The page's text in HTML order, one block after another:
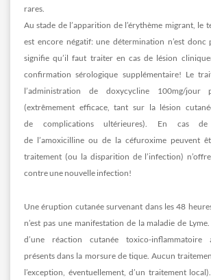
rares.
Au stade de l’apparition de l’érythème migrant, le
est encore négatif: une détermination n’est donc
signifie qu’il faut traiter en cas de lésion
confirmation sérologique supplémentaire! Le
l’administration de doxycycline 100mg/
(extrêmement efficace, tant sur la lésion
de complications ultérieures). En cas de
de l’amoxicilline ou de la céfuroxime peuvent
traitement (ou la disparition de l’infection)
contre une nouvelle infection!
Une éruption cutanée survenant dans les 48
n’est pas une manifestation de la maladie de
d’une réaction cutanée toxico-inflammatoire
présents dans la morsure de tique. Aucun
l’exception, éventuellement, d’un traitement